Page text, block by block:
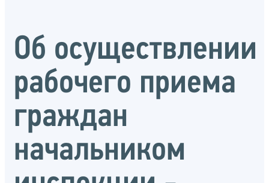
Об осуществлении
рабочего приема
граждан
начальником